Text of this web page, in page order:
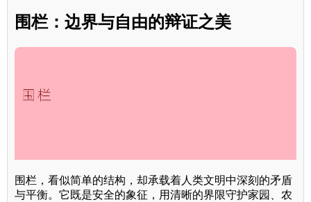
围栏：边界与自由的辩证之美
围栏，看似简单的结构，却承载着人类文明中深刻的矛盾
与平衡。它既是安全的象征，用清晰的界限守护家园、农